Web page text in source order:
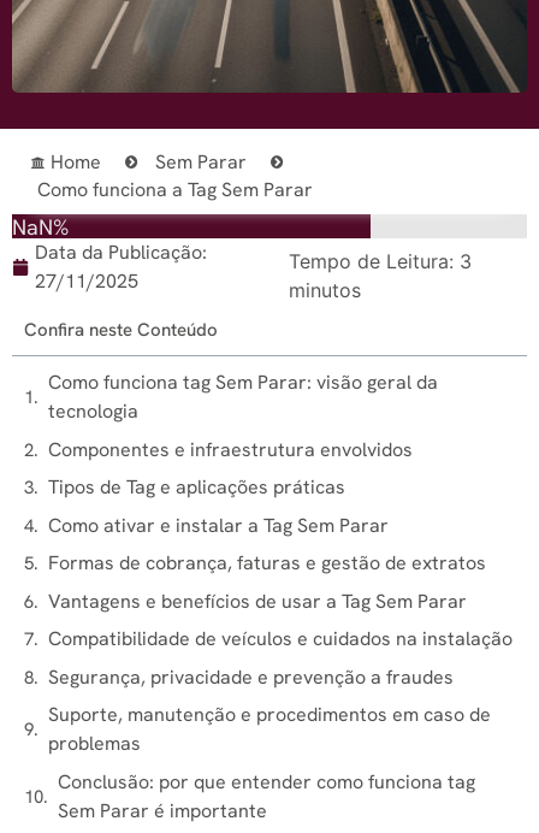
Home
Sem Parar
Como funciona a Tag Sem Parar
NaN%
Data da Publicação:
27/11/2025
Tempo de Leitura: 3
minutos
Confira neste Conteúdo
Como funciona tag Sem Parar: visão geral da
tecnologia
Componentes e infraestrutura envolvidos
Tipos de Tag e aplicações práticas
Como ativar e instalar a Tag Sem Parar
Formas de cobrança, faturas e gestão de extratos
Vantagens e benefícios de usar a Tag Sem Parar
Compatibilidade de veículos e cuidados na instalação
Segurança, privacidade e prevenção a fraudes
Suporte, manutenção e procedimentos em caso de
problemas
Conclusão: por que entender como funciona tag
Sem Parar é importante